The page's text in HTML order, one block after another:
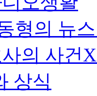
형의 뉴
의 사건
상식